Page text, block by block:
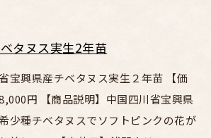
タヌス実生2年苗
宝興県産チベタヌス実生２年苗 【価
円 【商品説明】中国四川省宝興県
少種チベタヌスでソフトピンクの花が